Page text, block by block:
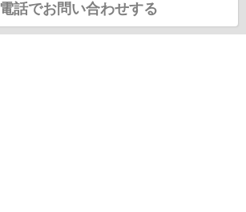
電話でお問い合わせする